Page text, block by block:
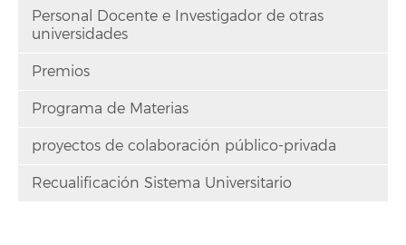
Personal Docente e Investigador de otras
universidades
Premios
Programa de Materias
proyectos de colaboración público-privada
Recualificación Sistema Universitario